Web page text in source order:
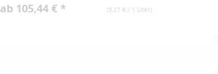
(5,27 € / 1 Liter)
ab 105,44 € *